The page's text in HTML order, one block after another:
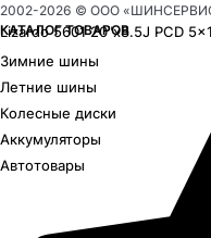
Lizardo 5601 20"x8.5J PCD
2002-2026 © ООО
КАТАЛОГ ТОВАРОВ
Зимние шины
Летние шины
Колесные диски
Аккумуляторы
Автотовары